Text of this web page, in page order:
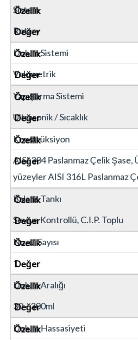
Sistem
Rotary
Dolum Sistemi
Volumetrik
Yapıştırma Sistemi
Ultrasonik / Sıcaklık
Konstrüksiyon
AISI 304 Paslanmaz Çelik Şase,
yüzeyler AISI 316L Paslanmaz
Balans Tankı
Seviye Kontrollü, C.I.P. Toplu
Nozul Sayısı
1
Dolum Aralığı
30 – 300ml
Dolum Hassasiyeti